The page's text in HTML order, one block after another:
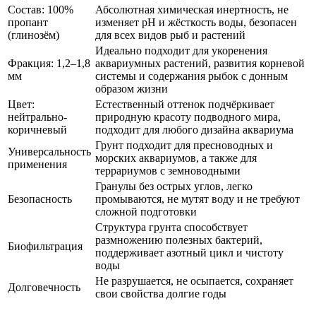
Состав: 100%
пропант
(глинозём)
Абсолютная химическая инертность, не
изменяет pH и жёсткость воды, безопасен
для всех видов рыб и растений
Фракция: 1,2–1,8
мм
Идеально подходит для укоренения
аквариумных растений, развития корневой
системы и содержания рыбок с донным
образом жизни
Цвет:
нейтрально-
коричневый
Естественный оттенок подчёркивает
природную красоту подводного мира,
подходит для любого дизайна аквариума
Универсальность
применения
Грунт подходит для пресноводных и
морских аквариумов, а также для
террариумов с земноводными
Безопасность
Гранулы без острых углов, легко
промываются, не мутят воду и не требуют
сложной подготовки
Биофильтрация
Структура грунта способствует
размножению полезных бактерий,
поддерживает азотный цикл и чистоту
воды
Долговечность
Не разрушается, не осыпается, сохраняет
свои свойства долгие годы